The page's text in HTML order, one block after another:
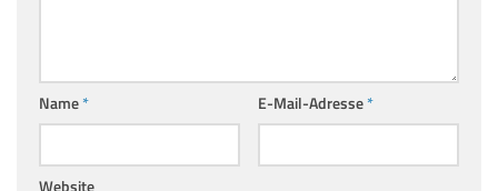
Name* E-Mail-Adresse*
Website